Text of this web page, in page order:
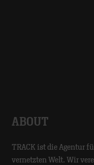
ABOUT
TRACK ist die Agentur
vernetzten Welt. Wir